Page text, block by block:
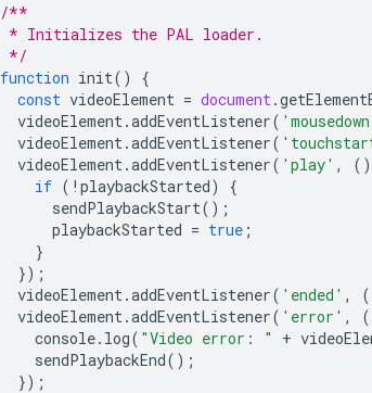
/**
* Initializes the PAL loader.
*/
function init()
{
const videoElement = document.
videoElement.addEventListener(
videoElement.addEventListener(
videoElement.addEventListener( 'play' , ()
if ( ! playbackStarted)
{
sendPlaybackStart();
playbackStarted = true ;
}
});
videoElement.addEventListener( 'ended' ,
videoElement.addEventListener( 'error' ,
console. log( "Video error: " +
sendPlaybackEnd();
});